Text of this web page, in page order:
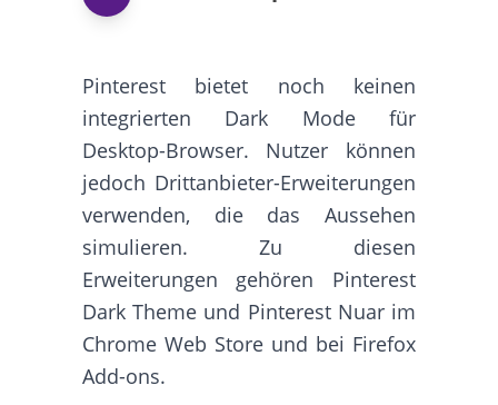
Pinterest bietet noch keinen
integrierten Dark Mode für
Desktop-Browser. Nutzer können
jedoch Drittanbieter-Erweiterungen
verwenden, die das Aussehen
simulieren. Zu diesen
Erweiterungen gehören Pinterest
Dark Theme und Pinterest Nuar im
Chrome Web Store und bei Firefox
Add-ons.